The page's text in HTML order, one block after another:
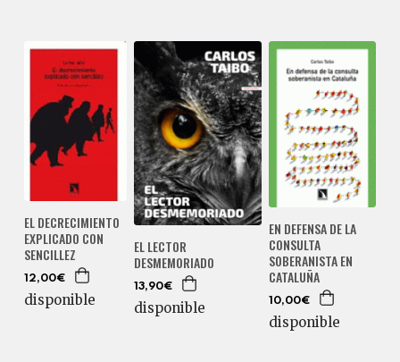
EL DECRECIMIENTO
EXPLICADO CON
SENCILLEZ
12,00€
disponible
EL LECTOR
DESMEMORIADO
13,90€
disponible
EN DEFENSA DE LA
CONSULTA
SOBERANISTA EN
CATALUÑA
10,00€
disponible